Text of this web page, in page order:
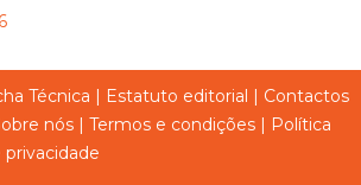
Técnica | Estatuto editorial | Contactos
nós | Termos e condições | Política
privacidade